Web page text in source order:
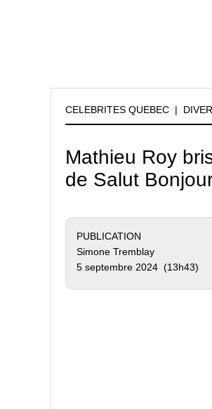
CELEBRITES QUEBEC |
Mathieu Roy
de Salut
PUBLICATION
Simone Tremblay
5 septembre 2024 (13h43)